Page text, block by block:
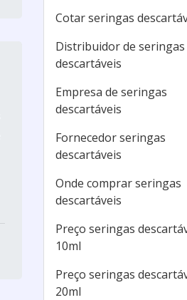
Cotar seringas
Distribuidor de seringas
descartáveis
Empresa de seringas
descartáveis
Fornecedor seringas
descartáveis
Onde comprar seringas
descartáveis
Preço seringas
10ml
Preço seringas
20ml